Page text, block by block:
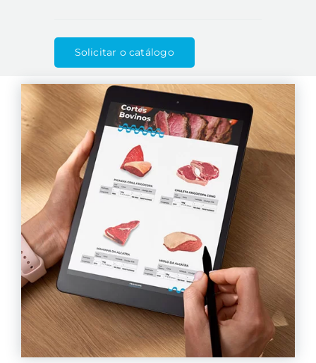
Solicitar o catálogo